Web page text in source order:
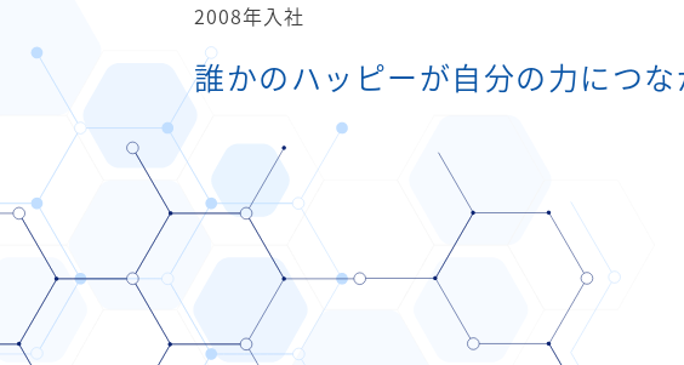
2008年入社
誰かのハッピーが自分の力につ